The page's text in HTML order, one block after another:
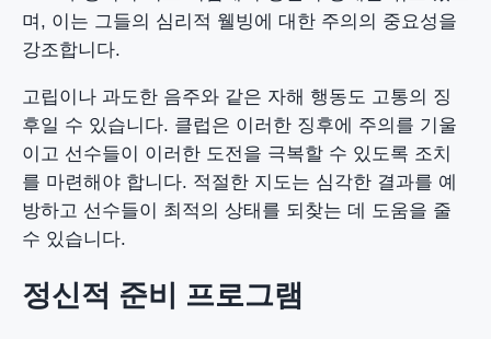
며, 이는 그들의 심리적 웰빙에 대한 주의의 중요성을
강조합니다.
고립이나 과도한 음주와 같은 자해 행동도 고통의 징
후일 수 있습니다. 클럽은 이러한 징후에 주의를 기울
이고 선수들이 이러한 도전을 극복할 수 있도록 조치
를 마련해야 합니다. 적절한 지도는 심각한 결과를 예
방하고 선수들이 최적의 상태를 되찾는 데 도움을 줄
수 있습니다.
정신적 준비 프로그램